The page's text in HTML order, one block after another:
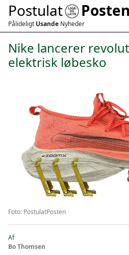
Postulat Posten
Pålideligt Usande Nyheder
Nike lancerer
elektrisk løbesko
Foto: PostulatPosten
Af
Bo Thomsen